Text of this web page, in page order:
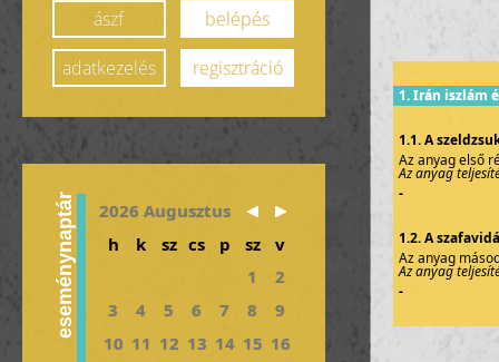
ászf
belépés
adatkezelés
regisztráció
eseménynaptár
2026 Augusztus
h
k sz cs p sz
v
1
2
3
4 5 6 7 8
9
10 11 12 13 14 15 16
1. Irán iszlám
1.1. A
Az anyag első
Az anyag
-
1.2. A
Az anyag
Az anyag
-